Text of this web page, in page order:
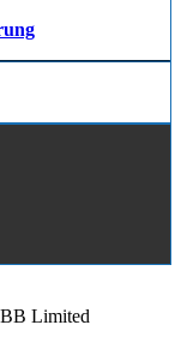
Limited